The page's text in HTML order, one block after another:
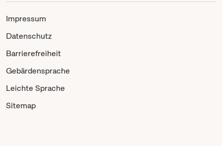
Impressum
Datenschutz
Barrierefreiheit
Gebärdensprache
Leichte Sprache
Sitemap